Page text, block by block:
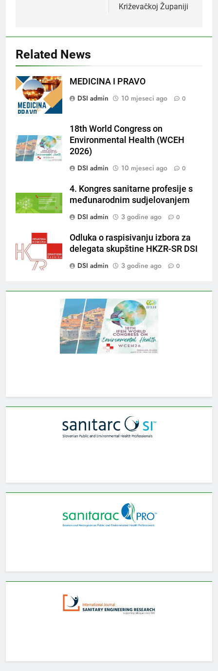
Križevačkoj Županiji
Related News
MEDICINA I PRAVO
DSI admin
10 mjeseci ago 0
18th World Congress on
Environmental Health (WCEH
2026)
DSI admin
10 mjeseci ago 0
4. Kongres sanitarne profesije s
međunarodnim sudjelovanjem
DSI admin
3 godine ago 0
Odluka o raspisivanju izbora za
delegata skupštine HKZR-SR DSI
DSI admin
3 godine ago 0